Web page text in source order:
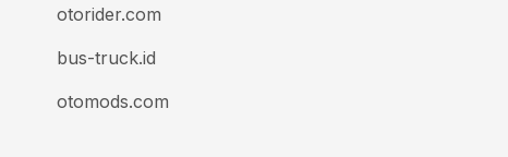
otorider.com
bus-truck.id
otomods.com